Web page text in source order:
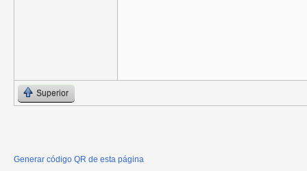
Superior
Generar código QR de esta página